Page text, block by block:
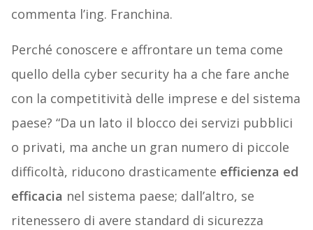
commenta l’ing. Franchina.
Perché conoscere e affrontare un tema come
quello della cyber security ha a che fare anche
con la competitività delle imprese e del sistema
paese? “Da un lato il blocco dei servizi pubblici
o privati, ma anche un gran numero di piccole
difficoltà, riducono drasticamente efficienza ed
efficacia nel sistema paese; dall’altro, se
ritenessero di avere standard di sicurezza